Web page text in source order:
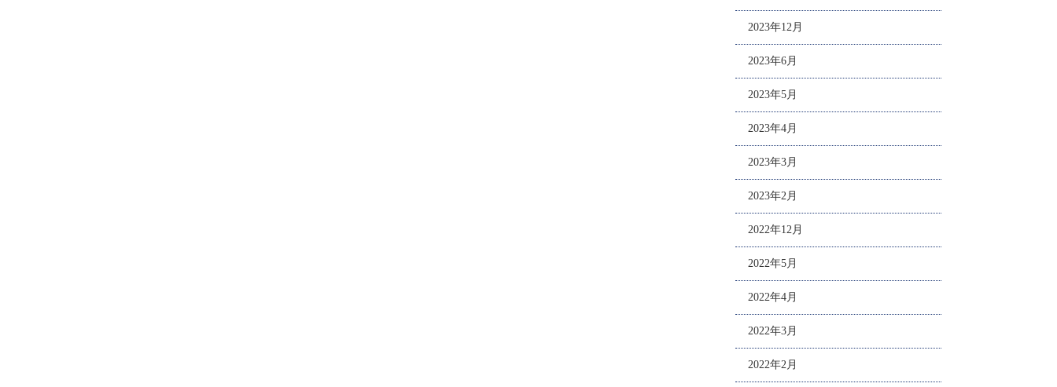
2023年12月
2023年6月
2023年5月
2023年4月
2023年3月
2023年2月
2022年12月
2022年5月
2022年4月
2022年3月
2022年2月